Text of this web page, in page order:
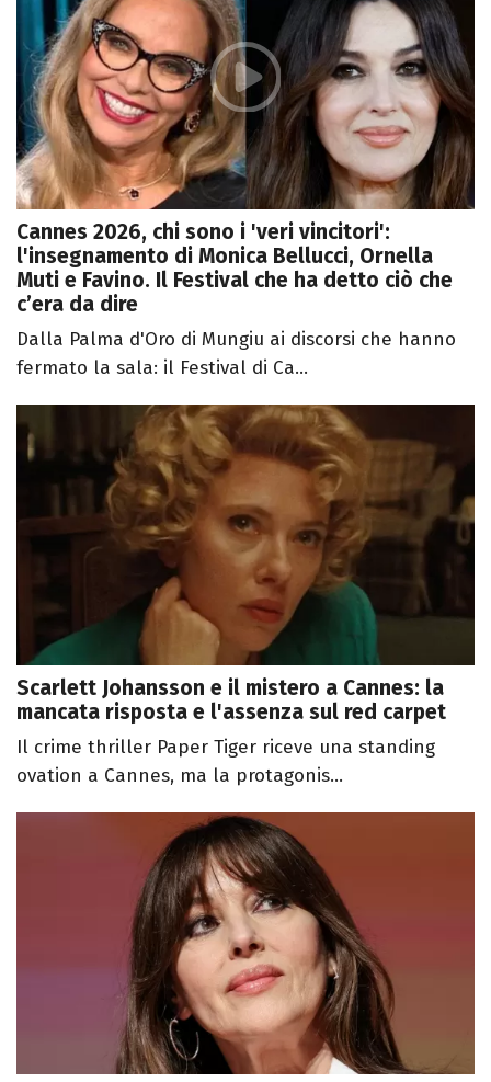
Cannes 2026, chi sono i 'veri vincitori':
l'insegnamento di Monica Bellucci, Ornella
Muti e Favino. Il Festival che ha detto ciò che
c’era da dire
Dalla Palma d'Oro di Mungiu ai discorsi che hanno
fermato la sala: il Festival di Ca...
Scarlett Johansson e il mistero a Cannes: la
mancata risposta e l'assenza sul red carpet
Il crime thriller Paper Tiger riceve una standing
ovation a Cannes, ma la protagonis...